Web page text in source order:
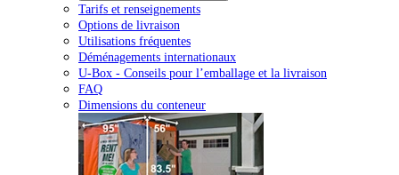
Tarifs et renseignements
Options de livraison
Utilisations fréquentes
Déménagements internationaux
U-Box - Conseils pour l’emballage et la livraison
FAQ
Dimensions du conteneur